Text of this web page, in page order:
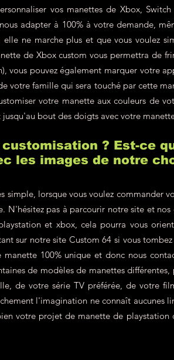
vos manettes de Xbox,
adapter à 100% à votre demande,
ne marche plus et que vous voulez
de Xbox custom vous permettra de
vous pouvez également marquer votre
votre famille qui sera touché par cette
votre manette aux couleurs de
bout des doigts avec votre
? Est-ce
les images de notre
simple, lorsque vous voulez commander
pas à parcourir notre site et
et xbox, cela pourra vous
sur notre site Custom 64 si vous
100% unique et donc nous
de modèles de manettes
de votre série TV préférée, de votre
l'imagination ne connaît aucunes
votre projet de manette de playstation